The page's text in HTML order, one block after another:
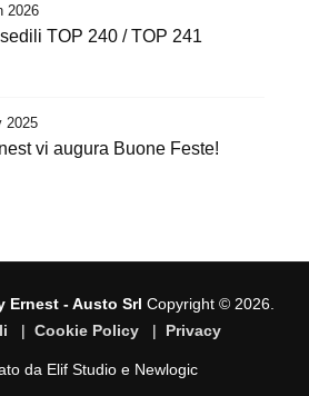
2026
TOP 240 / TOP 241
2025
vi augura Buone Feste!
Ernest - Austo Srl Copyright © 2026.
| Cookie Policy | Privacy
da Elif Studioe Newlogic